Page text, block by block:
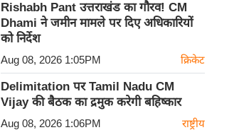
Rishabh Pant उत्तराखंड का गौरव! CM
Dhami ने जमीन मामले पर दिए अधिकारियों
को निर्देश
Aug 08, 2026 1:05PM क्रिकेट
Delimitation पर Tamil Nadu CM
Vijay की बैठक का द्रमुक करेगी बहिष्कार
Aug 08, 2026 1:06PM राष्ट्रीय